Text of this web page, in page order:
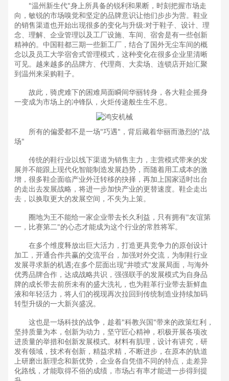
"温州新生代"身上所具备的锐利和果断，时刻把握市场走
向，敏锐的市场嗅觉和坚定的品牌意识让他们步步为营。鞋业
的销售渠道也开始出现很多的变化与升级:对于鞋子、设计、理
念、理解、企业管理以及工厂设施、车间、宿舍是有一些创新
精神的。中国鞋都三期一些新工厂，结合了国外无尘车间的概
念以及员工大学宿舍式管理模式，这种变化在很多企业里清晰
可见。越来越多的品牌方、代理商、大卖场、连锁店开始汇聚
到温州来采购鞋子。
故此，骑虎难下的困难局面瞬间华丽转身，各大鞋企摇身
一变成为市场上的冲锋队，火炬传递般生生不息。
所有的偏爱都不是一场"巧遇"，背后藏着华丽而激烈的"战
场"
传统的鞋行业以线下渠道为销售主力，主营模式带来的发
展并不能跟上现代化智能制造发展趋势，而随着用工成本的激
增，很多鞋企面临产业外迁转移的抉择，再加上国家适时出台
的走出去发展战略，将进一步加快产业的更替速度。鞋企走出
去，以换取更大的发展空间，不失为上策。
圈地为王不能给一家企业带去长久利益，只有拥有"友谊第
一，比赛第二"的心态才能成为这个行业的常胜将军。
在多个维度释放出巨大活力，打造更具竞争力的原创设计
加工，开通合作共赢的交流平台，加强对外交流，为制鞋行业
发展寻求新的机遇;在多个层面出现"井喷式"发展局面，与海外
优秀品牌合作，达成战略共识，强强联手的发展模式为自身品
牌的成长带去前所未有的盛大洗礼，也为鞋革行业带去新鲜血
液和年轻活力，将人们的视现再次拉回到传统制造业持续加码
转型升级的一大新兴盛况。
这也是一场科技的战争，趁着"科教兴国"带来的政策红利，
坚持质量为本，创新为动力，坚守匠心精神，积极开展各项改
进质量的举措和创新发展模式。材料有肌理，设计有讲究，研
发有领域，技术有创新，精益求精，不断进步，在原本的轨道
上研磨出新理念和新优势，企业各自凭借不同的特点，走差异
化路线，才能取得不俗的成绩，市场占有率才能进一步得到提